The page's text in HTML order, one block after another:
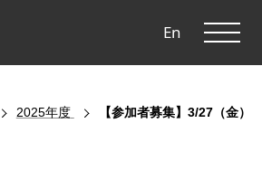
En
2025年度 【参加者募集】3/27（金）